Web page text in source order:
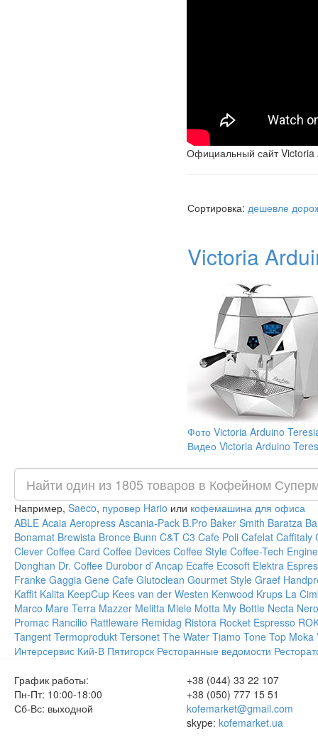
Официальный сайт
Сортировка: дешевле
Victoria
Фото Victoria Arduino
Видео Victoria Arduino
Например, Saeco, пуровер Hario или кофемашина для офиса
ABLE Acaia Aeropress Ascania-Pack B.Pro Baker Smith Baratza
Bonamat Brewista Bronce Bunn C&T C3 Cafe Poli Cafelat Caffitaly
Clever Coffee Card Coffee Devices Coffee Style Coffee-Tech
Donghan Dr. Coffee Durobor d`Ancap Ecaffe Ecosoft Elektra
Franke Gaggia Gene Cafe Glutoclean Gourmet Style Graef
Kaffit Kalita KeepCup Kees van der Westen Kenwood Krups La
Marco Mare Terra Mazzer Melitta Miele Motta My Bottle Necta
Promac Rancilio Rattleware Remidag Ristora Rocket Espresso
Tangent Termoprodukt Tersonet The Water Tiamo Tone Top Moka
Интерсервис Кий-В Пятигорск Ресторанные ведомости
График работы:
Пн-Пт: 10:00-18:00
Сб-Вс: выходной
+38 (044) 33 22 107
+38 (050) 777 15 51
kofemarket@gmail.com
skype: kofemarket.ua